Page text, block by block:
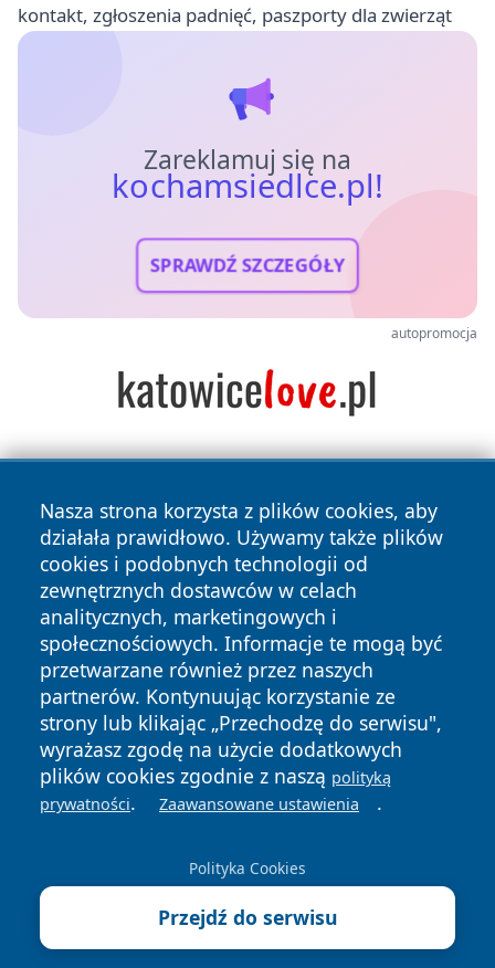
kontakt, zgłoszenia padnięć, paszporty dla zwierząt
Zareklamuj się na
kochamsiedlce.pl!
SPRAWDŹ SZCZEGÓŁY
autopromocja
Nasza strona korzysta z plików cookies, aby
działała prawidłowo. Używamy także plików
cookies i podobnych technologii od
zewnętrznych dostawców w celach
analitycznych, marketingowych i
społecznościowych. Informacje te mogą być
przetwarzane również przez naszych
partnerów. Kontynuując korzystanie ze
strony lub klikając „Przechodzę do serwisu",
wyrażasz zgodę na użycie dodatkowych
plików cookies zgodnie z naszą polityką
prywatności. Zaawansowane ustawienia .
Polityka Cookies
Przejdź do serwisu
Copyright © 2026 kochamsiedlce.pl Wszystkie prawa
zastrzeżone.
News Autorzy
Polityka
Prywatności
Polityka
Cookies